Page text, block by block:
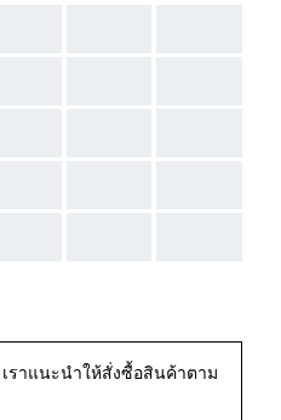
เราแนะนำให้สั่งซื้อสินค้าตาม